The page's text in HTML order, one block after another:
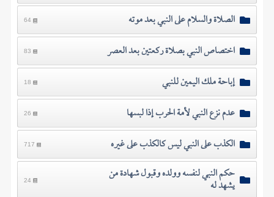
الصلاة والسلام على النبي بعد موته 64
اختصاص النبي بصلاة ركعتين بعد العصر 83
إباحة ملك اليمين للنبي 18
عدم نزع النبي لأمة الحرب إذا لبسها 26
الكذب على النبي ليس كالكذب على غيره 717
حكم النبي لنفسه وولده وقبول شهادة من
يشهد له 24